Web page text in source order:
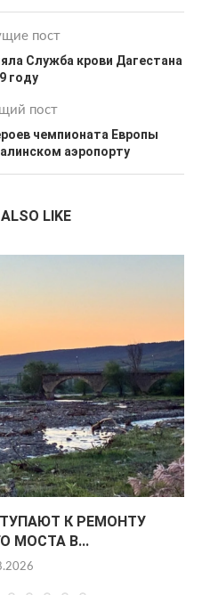
пост
Служба крови Дагестана
году
пост
чемпионата Европы
аэропорту
LIKE
К РЕМОНТУ
МОСТА В...